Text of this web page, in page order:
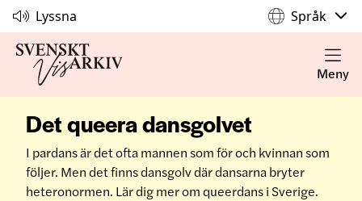
Lyssna Språk
Meny
Det queera dansgolvet
I pardans är det ofta mannen som för och kvinnan som
följer. Men det finns dansgolv där dansarna bryter
heteronormen. Lär dig mer om queerdans i Sverige.